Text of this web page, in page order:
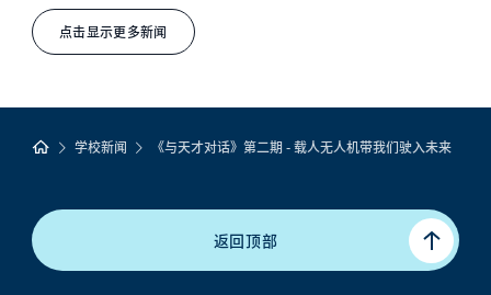
点击显示更多新闻
学校新闻 《与天才对话》第二期 - 载人无人机带我们驶入未来
返回顶部